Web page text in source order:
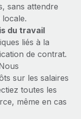
sans attendre
du travail
liés à la
de contrat.
sur les salaires
toutes les
même en cas